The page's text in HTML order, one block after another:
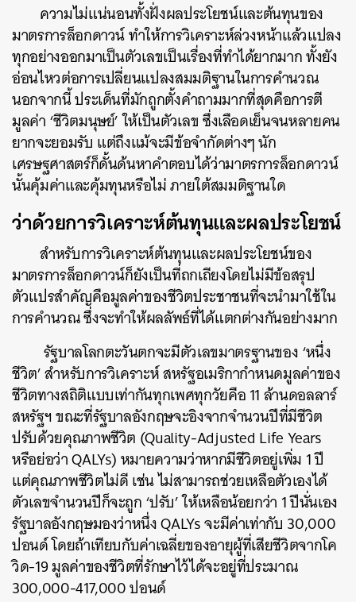
ความไม่แน่นอนทั้งฝั่งผลประโยชน์และต้นทุนของ
มาตรการล็อกดาวน์ ทำให้การวิเคราะห์ล่วงหน้าแล้วแปลง
ทุกอย่างออกมาเป็นตัวเลขเป็นเรื่องที่ทำได้ยากมาก ทั้งยัง
อ่อนไหวต่อการเปลี่ยนแปลงสมมติฐานในการคำนวณ
นอกจากนี้ ประเด็นที่มักถูกตั้งคำถามมากที่สุดคือการตี
มูลค่า ‘ชีวิตมนุษย์’ ให้เป็นตัวเลข ซึ่งเลือดเย็นจนหลายคน
ยากจะยอมรับ แต่ถึงแม้จะมีข้อจำกัดต่างๆ นัก
เศรษฐศาสตร์ก็ดั้นด้นหาคำตอบได้ว่ามาตรการล็อกดาวน์
นั้นคุ้มค่าและคุ้มทุนหรือไม่ ภายใต้สมมติฐานใด
ว่าด้วยการวิเคราะห์ต้นทุนและผลประโยชน์
สำหรับการวิเคราะห์ต้นทุนและผลประโยชน์ของ
มาตรการล็อกดาวน์ก็ยังเป็นที่ถกเถียงโดยไม่มีข้อสรุป
ตัวแปรสำคัญคือมูลค่าของชีวิตประชาชนที่จะนำมาใช้ใน
การคำนวณ ซึ่งจะทำให้ผลลัพธ์ที่ได้แตกต่างกันอย่างมาก
รัฐบาลโลกตะวันตกจะมีตัวเลขมาตรฐานของ ‘หนึ่ง
ชีวิต’ สำหรับการวิเคราะห์ สหรัฐอเมริกากำหนดมูลค่าของ
ชีวิตทางสถิติแบบเท่ากันทุกเพศทุกวัยคือ 11 ล้านดอลลาร์
สหรัฐฯ ขณะที่รัฐบาลอังกฤษจะอิงจากจำนวนปีที่มีชีวิต
ปรับด้วยคุณภาพชีวิต (Quality-Adjusted Life Years
หรือย่อว่า QALYs) หมายความว่าหากมีชีวิตอยู่เพิ่ม 1 ปี
แต่คุณภาพชีวิตไม่ดี เช่น ไม่สามารถช่วยเหลือตัวเองได้
ตัวเลขจำนวนปีก็จะถูก ‘ปรับ’ ให้เหลือน้อยกว่า 1 ปีนั่นเอง
รัฐบาลอังกฤษมองว่าหนึ่ง QALYs จะมีค่าเท่ากับ 30,000
ปอนด์ โดยถ้าเทียบกับค่าเฉลี่ยของอายุผู้ที่เสียชีวิตจากโค
วิด-19 มูลค่าของชีวิตที่รักษาไว้ได้จะอยู่ที่ประมาณ
300,000-417,000 ปอนด์